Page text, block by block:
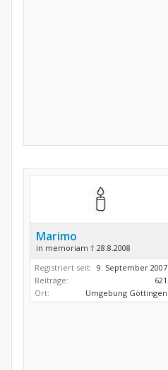
Marimo
in memoriam † 28.8.2008
Registriert seit: 9. September 2007
Beiträge:
621
Ort:
Umgebung Göttingen